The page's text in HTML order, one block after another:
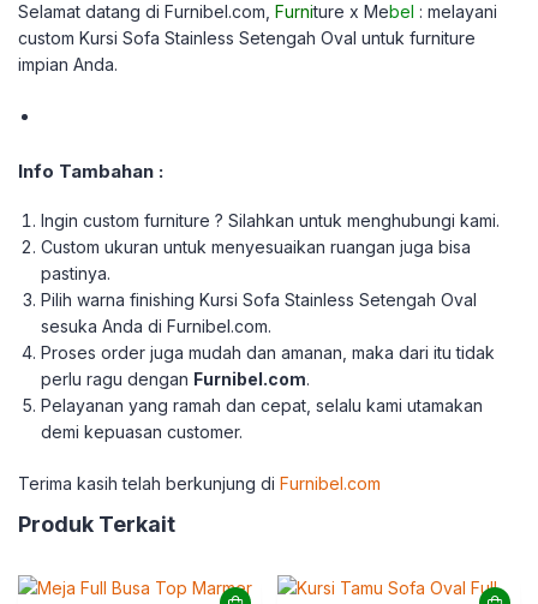
Selamat datang di Furnibel.com, Furniture x Mebel : melayani
custom Kursi Sofa Stainless Setengah Oval untuk furniture
impian Anda.
Info Tambahan :
Ingin custom furniture ? Silahkan untuk menghubungi kami.
Custom ukuran untuk menyesuaikan ruangan juga bisa
pastinya.
Pilih warna finishing Kursi Sofa Stainless Setengah Oval
sesuka Anda di Furnibel.com.
Proses order juga mudah dan amanan, maka dari itu tidak
perlu ragu dengan Furnibel.com.
Pelayanan yang ramah dan cepat, selalu kami utamakan
demi kepuasan customer.
Terima kasih telah berkunjung di Furnibel.com
Produk Terkait